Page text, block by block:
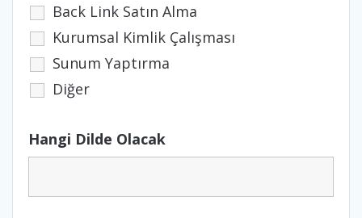
Back Link Satın Alma
Kurumsal Kimlik Çalışması
Sunum Yaptırma
Diğer
Hangi Dilde Olacak